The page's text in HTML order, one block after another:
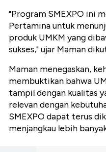
"Program SMEXPO ini
Pertamina untuk
produk UMKM yang
sukses," ujar Maman
Maman menegaskan,
membuktikan bahwa
tampil dengan kualitas
relevan dengan
SMEXPO dapat terus
menjangkau lebih